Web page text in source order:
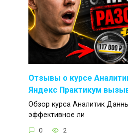
Отзывы о курсе
Яндекс Практикум
Обзор курса Аналитик
эффективное ли
0 2